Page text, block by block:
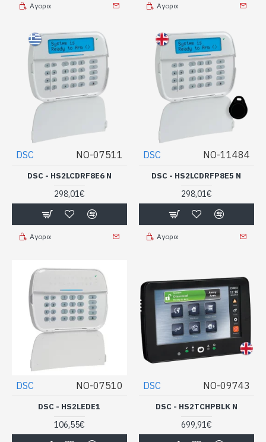
Αγορα Αγορα
DSC NO-07511
DSC - HS2LCDRF8E6 N
298,01€
Αγορα
DSC NO-11484
DSC - HS2LCDRFP8E5 N
298,01€
Αγορα
DSC NO-07510
DSC - HS2LEDE1
106,55€
DSC NO-09743
DSC - HS2TCHPBLK N
699,91€